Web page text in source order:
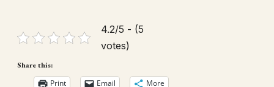
4.2/5 - (5
votes)
Share this:
Print Email More